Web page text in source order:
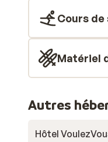
Cours de
Matériel
Autres
Hôtel